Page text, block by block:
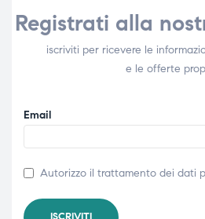
Registrati alla
iscriviti per ricevere le
e le offerte
Email
Autorizzo il trattamento dei dati